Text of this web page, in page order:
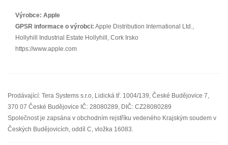
Výrobce: Apple
GPSR informace o výrobci: Apple Distribution International Ltd.,
Hollyhill Industrial Estate Hollyhill, Cork Irsko
https://www.apple.com
Prodávající: Tera Systems s.r.o, Lidická tř. 1004/139, České Budějovice 7,
370 07 České Budějovice IČ: 28080289, DIČ: CZ28080289
Společnost je zapsána v obchodním rejstříku vedeného Krajským soudem v
Českých Budějovicích, oddíl C, vložka 16083.